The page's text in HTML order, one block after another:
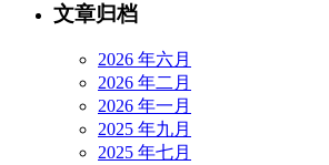
文章归档
2026 年六月
2026 年二月
2026 年一月
2025 年九月
2025 年七月